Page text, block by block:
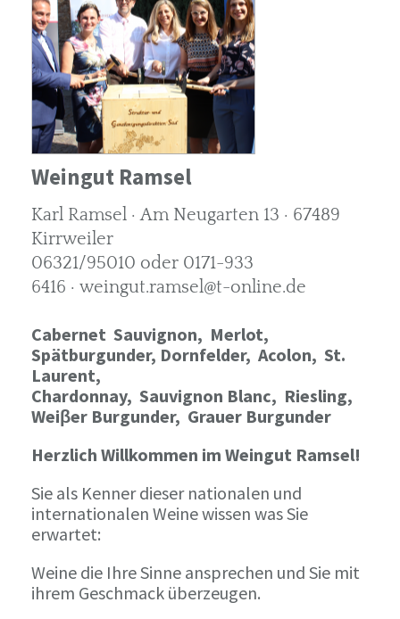
Weingut Ramsel
Karl Ramsel · Am Neugarten 13 · 67489
Kirrweiler
06321/95010 oder 0171-933
6416 · weingut.ramsel@t-online.de
Cabernet Sauvignon, Merlot,
Spätburgunder, Dornfelder, Acolon, St.
Laurent,
Chardonnay, Sauvignon Blanc, Riesling,
Weiβer Burgunder, Grauer Burgunder
Herzlich Willkommen im Weingut Ramsel!
Sie als Kenner dieser nationalen und
internationalen Weine wissen was Sie
erwartet:
Weine die Ihre Sinne ansprechen und Sie mit
ihrem Geschmack überzeugen.